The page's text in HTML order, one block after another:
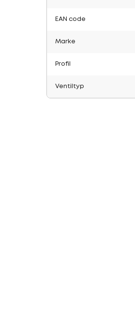
EAN code
Marke
Profil
Ventiltyp